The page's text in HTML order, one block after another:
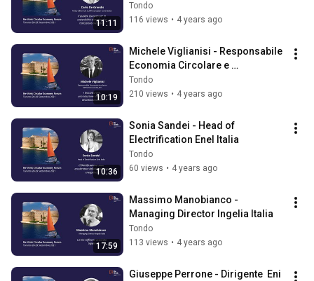
11:11
Tondo
116 views • 4 years ago
10:19
Michele Viglianisi - Responsabile
Economia Circolare e
raffinazione verde Eni
Tondo
210 views • 4 years ago
10:36
Sonia Sandei - Head of
Electrification Enel Italia
Tondo
60 views • 4 years ago
17:59
Massimo Manobianco -
Managing Director Ingelia Italia
Tondo
113 views • 4 years ago
Giuseppe Perrone - Dirigente  Eni